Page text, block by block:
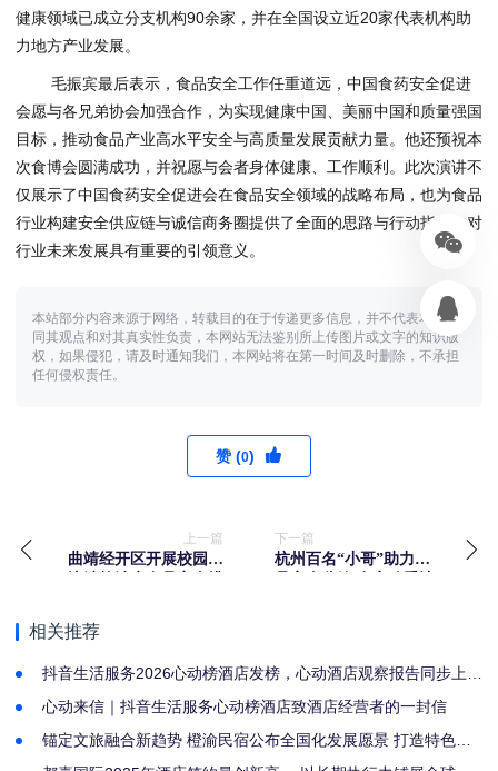
健康领域已成立分支机构90余家，并在全国设立近20家代表机构助
力地方产业发展。
毛振宾最后表示，食品安全工作任重道远，中国食药安全促进
会愿与各兄弟协会加强合作，为实现健康中国、美丽中国和质量强国
目标，推动食品产业高水平安全与高质量发展贡献力量。他还预祝本
次食博会圆满成功，并祝愿与会者身体健康、工作顺利。此次演讲不
仅展示了中国食药安全促进会在食品安全领域的战略布局，也为食品
行业构建安全供应链与诚信商务圈提供了全面的思路与行动指南，对
行业未来发展具有重要的引领意义。
本站部分内容来源于网络，转载目的在于传递更多信息，并不代表本网赞
同其观点和对其真实性负责，本网站无法鉴别所上传图片或文字的知识版
权，如果侵犯，请及时通知我们，本网站将在第一时间及时删除，不承担
任何侵权责任。
赞 (0)
上一篇
曲靖经开区开展校园周
下一篇
杭州百名“小哥”助力食
相关推荐
抖音生活服务2026心动榜酒店发榜，心动酒店观察报告同步上
心动来信｜抖音生活服务心动榜酒店致酒店经营者的一封信
锚定文旅融合新趋势 橙渝民宿公布全国化发展愿景 打造特色旅